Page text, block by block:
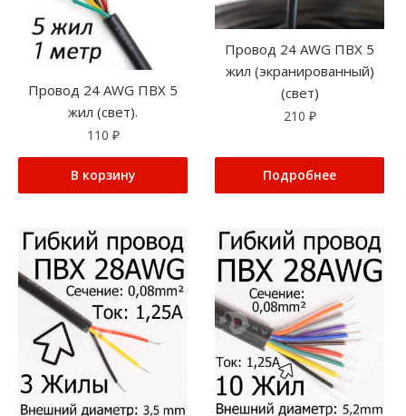
Провод 24 AWG ПВХ 5
жил (свет).
110 ₽
В корзину
Провод 24 AWG ПВХ 5
жил (экранированный)
(свет)
210 ₽
Подробнее